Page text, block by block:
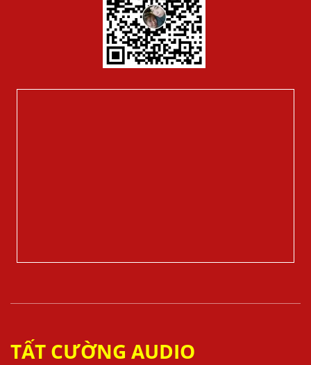
TẤT CƯỜNG AUDIO